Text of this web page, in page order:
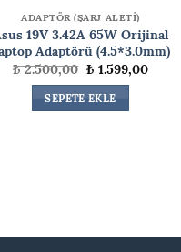
ADAPTÖR (ŞARJ ALETİ)
19V 3.42A 65W Orijinal
Adaptörü (4.5*3.0mm)
₺2.500,00Orijinal
fiyat:
₺ 2.500,00.
₺1.599,00Şu
andaki
SEPETE EKLE